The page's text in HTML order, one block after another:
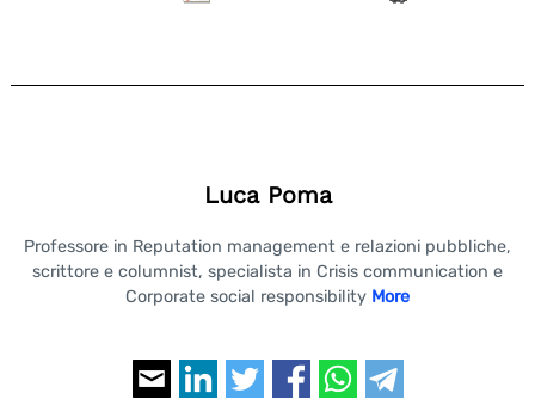
Luca Poma
Professore in Reputation management e relazioni pubbliche,
scrittore e columnist, specialista in Crisis communication e
Corporate social responsibility More